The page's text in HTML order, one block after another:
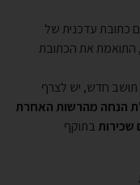
כתובת עדכנית של
התואמת את הכתובת
תושב חדש, יש לצרף
הנחה מהרשות האחרת
שכירות בתוקף